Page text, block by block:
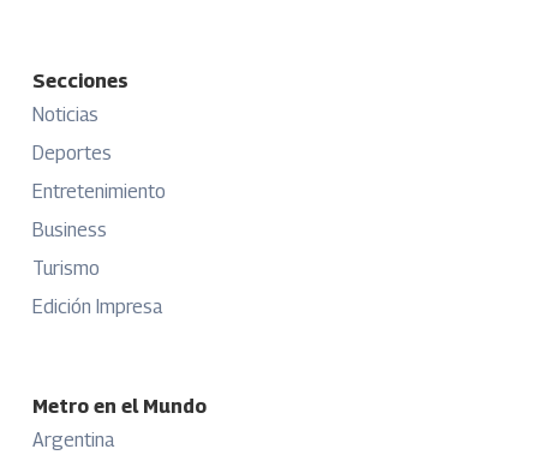
Secciones
Noticias
Deportes
Entretenimiento
Business
Turismo
Edición Impresa
Metro en el Mundo
Argentina